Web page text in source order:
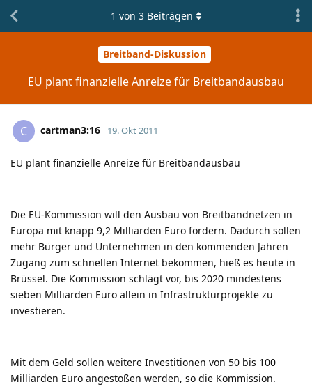
Breitband-Diskussion
EU plant finanzielle Anreize für Breitbandausbau
1 von 3Beiträgen
C cartman3:16 19. Okt 2011
EU plant finanzielle Anreize für Breitbandausbau
Die EU-Kommission will den Ausbau von Breitbandnetzen in
Europa mit knapp 9,2 Milliarden Euro fördern. Dadurch sollen
mehr Bürger und Unternehmen in den kommenden Jahren
Zugang zum schnellen Internet bekommen, hieß es heute in
Brüssel. Die Kommission schlägt vor, bis 2020 mindestens
sieben Milliarden Euro allein in Infrastrukturprojekte zu
investieren.
Mit dem Geld sollen weitere Investitionen von 50 bis 100
Milliarden Euro angestoßen werden, so die Kommission.